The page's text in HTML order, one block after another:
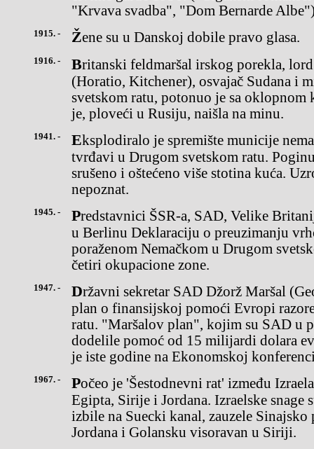
"Krvava svadba", "Dom Bernarde
1915. - Žene su u Danskoj dobile pravo glasa.
1916. - Britanski feldmaršal irskog porekla, lord Horejšo Herbert Kičener
(Horatio, Kitchener), osvajač Sudana i
svetskom ratu, potonuo je sa
je, ploveći u Rusiju, naišla na minu.
1941. - Eksplodiralo je spremište municije nemačke vojske u smederevskoj
tvrđavi u Drugom svetskom ratu.
srušeno i oštećeno više stotina kuća.
nepoznat.
1945. - Predstavnici ŠSR-a, SAD, Velike Britanije i Francuske potpisali su
u Berlinu Deklaraciju o preuzimanju
poraženom Nemačkom u Drugom
četiri okupacione zone.
1947. - Državni sekretar SAD Džorž Maršal (George Marshall) izneo je
plan o finansijskoj pomoći Evropi
ratu. "Maršalov plan", kojim su SAD u
dodelile pomoć od 15 milijardi dolara
je iste godine na Ekonomskoj
1967. - Počeo je 'Šestodnevni rat' između Izraela i arapskih zemalja -
Egipta, Sirije i Jordana. Izraelske snage
izbile na Suecki kanal, zauzele Sinajsko
Jordana i Golansku visoravan u Siriji.